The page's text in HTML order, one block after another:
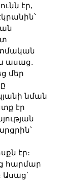
էր,
ասաց.
մեր
նման
էր
էր։
հարմար
Ասաց՝